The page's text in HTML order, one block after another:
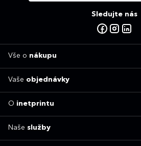
Sledujte nás
Vše o nákupu
Vaše objednávky
O inetprintu
Naše služby